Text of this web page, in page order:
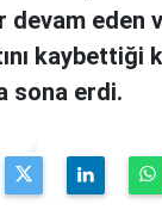
devam eden
kaybettiği
sona erdi.